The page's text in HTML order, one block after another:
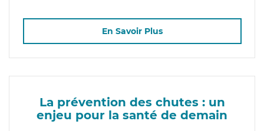
En Savoir Plus
La prévention des chutes : un
enjeu pour la santé de demain